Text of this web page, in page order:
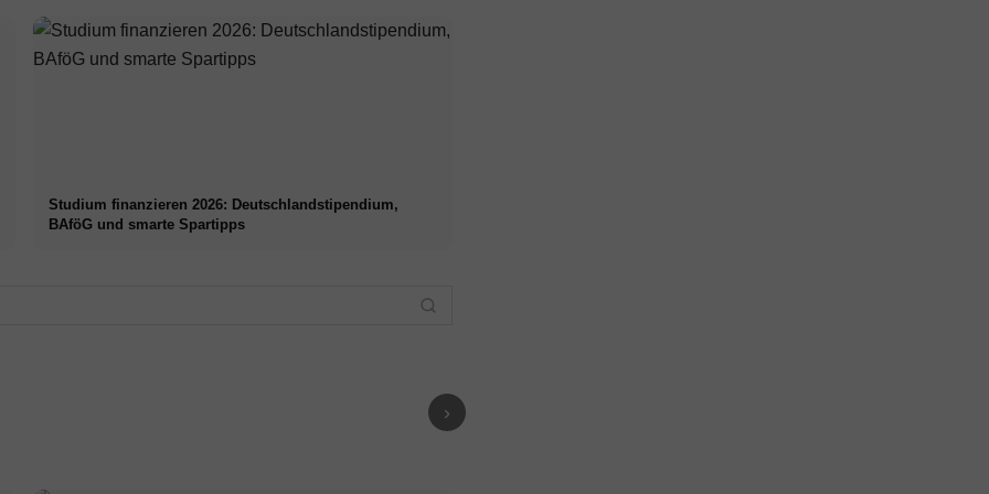
Studium finanzieren 2026: Deutschlandstipendium,
BAföG und smarte Spartipps
›